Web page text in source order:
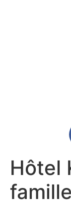
Hôtel
famille